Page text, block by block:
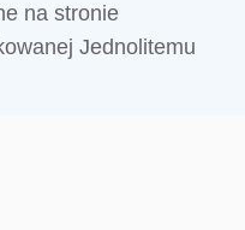
na stronie
Jednolitemu